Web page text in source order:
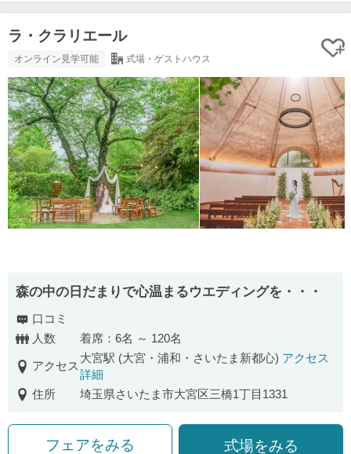
ラ・クラリエール
オンライン見学可能 式場・ゲストハウス
森の中の日だまりで心温まるウエディングを・・・
口コミ
人数
着席：6名 ～ 120名
アクセス
大宮駅 (大宮・浦和・さいたま新都心) アクセス
詳細
住所
埼玉県さいたま市大宮区三橋1丁目1331
フェアをみる 式場をみる